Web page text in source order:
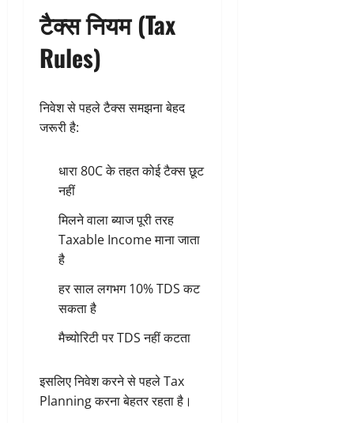
टैक्स नियम (Tax
Rules)
निवेश से पहले टैक्स समझना बेहद
जरूरी है:
धारा 80C के तहत कोई टैक्स छूट
नहीं
मिलने वाला ब्याज पूरी तरह
Taxable Income माना जाता
है
हर साल लगभग 10% TDS कट
सकता है
मैच्योरिटी पर TDS नहीं कटता
इसलिए निवेश करने से पहले Tax
Planning करना बेहतर रहता है।